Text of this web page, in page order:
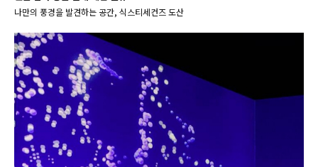
나만의 풍경을 발견하는 공간, 식스티세컨즈 도산